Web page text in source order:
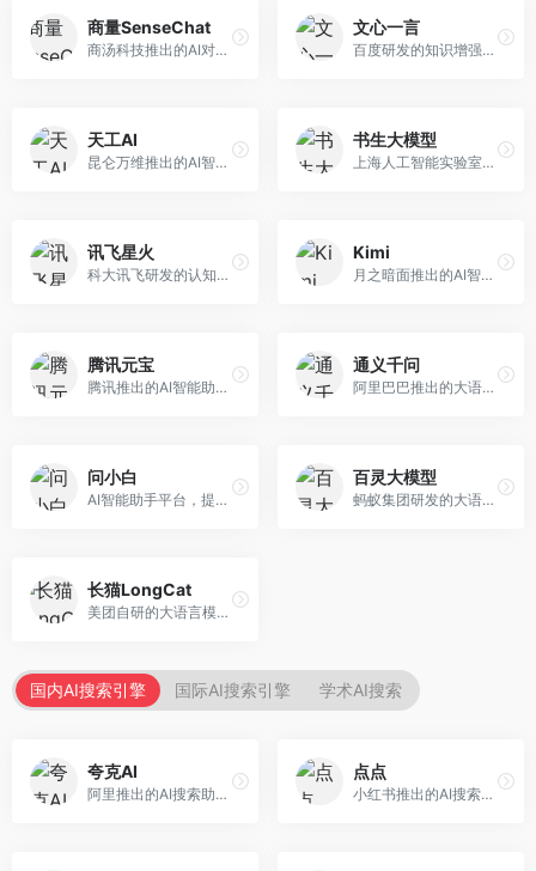
商量SenseChat
商汤科技推出的AI对话平台，结合计算机视觉和自然语言处理技术。面向企业用户和开发者，支持多模态交互，视觉理解能力强，适合智能客服和内容创作场景。
文心一言
百度研发的知识增强大语言模型，深度融合百度知识图谱和搜索能力。面向中文用户，提供知识问答、文本创作、逻辑推理等服务，中文语境理解准确，知识覆盖面广。
天工AI
昆仑万维推出的AI智能助手，集成搜索、对话、创作等多种能力。面向普通用户和内容创作者，支持联网搜索、文本生成、图像理解等功能，响应速度快，免费使用。
书生大模型
上海人工智能实验室研发的开源大模型系列，支持多尺度和多模态。面向研究机构和开发者，开源生态完善，学术研究背景深厚，适合科研和定制开发。
讯飞星火
科大讯飞研发的认知智能大模型，深度融合语音识别和自然语言处理技术。面向企业用户和教育领域，提供语音交互、文档处理、代码生成等服务，中文语音识别准确率高。
Kimi
月之暗面推出的AI智能助手，核心优势在于超长文本处理能力，支持20万字以上文档分析。面向学术研究者、职场人士和内容创作者，提供文档解读、PPT生成、联网搜索等综合服务。
腾讯元宝
腾讯推出的AI智能助手，整合微信生态和腾讯云服务。面向普通用户和企业客户，支持文档解析、图像理解、联网搜索等功能，与腾讯产品无缝衔接，办公协作便捷。
通义千问
阿里巴巴推出的大语言模型平台，提供对话问答、文档处理、图像理解、代码编写等全方位AI服务。面向企业用户和个人开发者，集成阿里云生态，支持多模态交互，企业级安全保障。
问小白
AI智能助手平台，提供知识问答、文本创作、文档处理等服务。面向普通用户和职场人士，操作简便，响应速度快，支持多场景应用。
百灵大模型
蚂蚁集团研发的大语言模型平台，专注于金融科技和企业服务。面向金融机构和企业客户，提供智能客服、风险分析、文档处理等服务，金融场景理解深入。
长猫LongCat
美团自研的大语言模型对话平台，专注于本地生活服务场景。面向美团生态用户，提供智能推荐、服务问答等功能，本地生活知识覆盖全面。
国内AI搜索引擎 国际AI搜索引擎 学术AI搜索
夸克AI
阿里推出的AI搜索助手，整合搜索与AI功能。面向年轻用户，提供智能搜索、文档处理、学习辅助等服务，与夸克生态深度整合。
点点
小红书推出的AI搜索应用，专注于生活方式内容搜索。面向小红书用户，提供生活攻略、消费决策、内容推荐等服务，生活方式内容丰富。